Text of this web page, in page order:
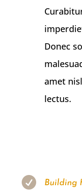
Donec
amet
lectus.
 Building